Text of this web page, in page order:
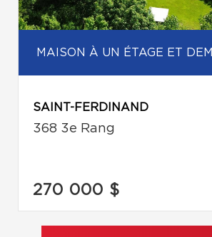
MAISON À UN ÉTAGE ET DEMI
SAINT-FERDINAND
368 3e Rang
270 000 $